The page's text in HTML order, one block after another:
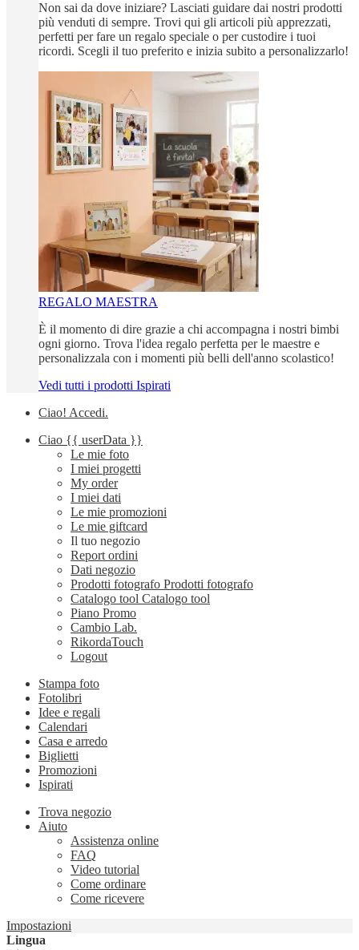
Non sai da dove iniziare? Lasciati guidare dai nostri prodotti
più venduti di sempre. Trovi qui gli articoli più apprezzati,
perfetti per fare un regalo speciale o per custodire i tuoi
ricordi. Scegli il tuo preferito e inizia subito a personalizzarlo!
REGALO MAESTRA
È il momento di dire grazie a chi accompagna i nostri bimbi
ogni giorno. Trova l'idea regalo perfetta per le maestre e
personalizzala con i momenti più belli dell'anno scolastico!
Vedi tutti i prodotti Ispirati
Ciao! Accedi.
Ciao {{ userData }}
Le mie foto
I miei progetti
My order
I miei dati
Le mie promozioni
Le mie giftcard
Il tuo negozio
Report ordini
Dati negozio
Prodotti fotografo Prodotti fotografo
Catalogo tool Catalogo tool
Piano Promo
Cambio Lab.
RikordaTouch
Logout
Stampa foto
Fotolibri
Idee e regali
Calendari
Casa e arredo
Biglietti
Promozioni
Ispirati
Trova negozio
Aiuto
Assistenza online
FAQ
Video tutorial
Come ordinare
Come ricevere
Impostazioni
Lingua